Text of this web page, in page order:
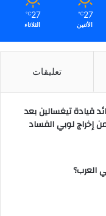
27
℃
الأثنين
27
℃
الثلاثاء
تعليقات
قيادة تيغسالين بعد
إخراج لوبي الفساد
العرب؟